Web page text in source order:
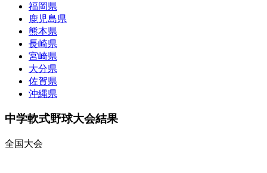
福岡県
鹿児島県
熊本県
長崎県
宮崎県
大分県
佐賀県
沖縄県
中学軟式野球大会結果
全国大会